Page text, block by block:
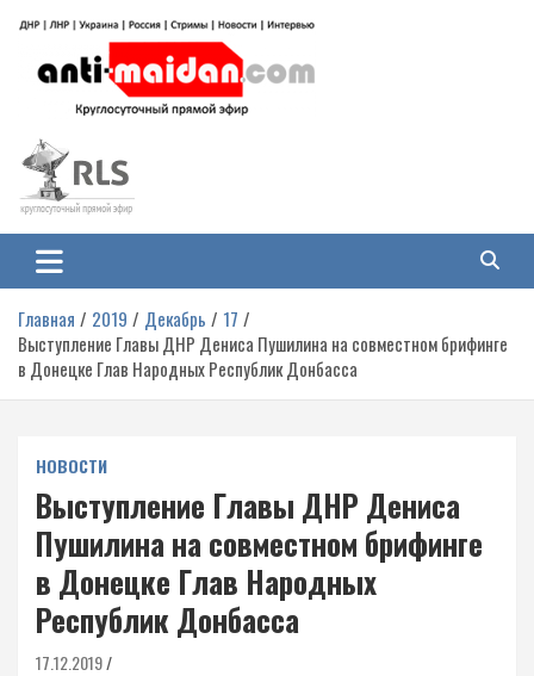
содержимому
Антимайдан: Гражданская война
на Украине
гражданской войне на Украине, включая события в Новороссии, ДНР,
ЛНР и других регионах.
Главная 2019 Декабрь
17
Выступление Главы ДНР Дениса Пушилина на совместном брифинге
в Донецке Глав Народных Республик Донбасса
НОВОСТИ
Выступление Главы ДНР Дениса
Пушилина на совместном брифинге
в Донецке Глав Народных
Республик Донбасса
17.12.2019